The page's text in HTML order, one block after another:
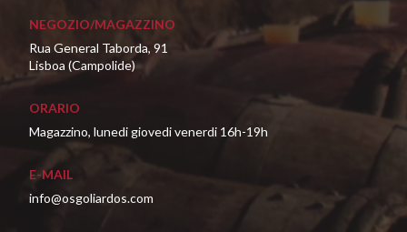
NEGOZIO/MAGAZZINO
Rua General Taborda, 91
Lisboa (Campolide)
ORARIO
Magazzino, lunedi giovedi venerdi 16h-19h
E-MAIL
info@osgoliardos.com